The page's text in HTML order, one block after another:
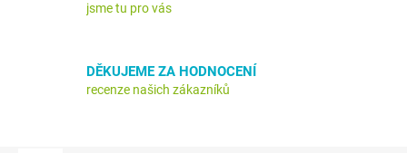
jsme tu pro vás
DĚKUJEME ZA HODNOCENÍ
recenze našich zákazníků